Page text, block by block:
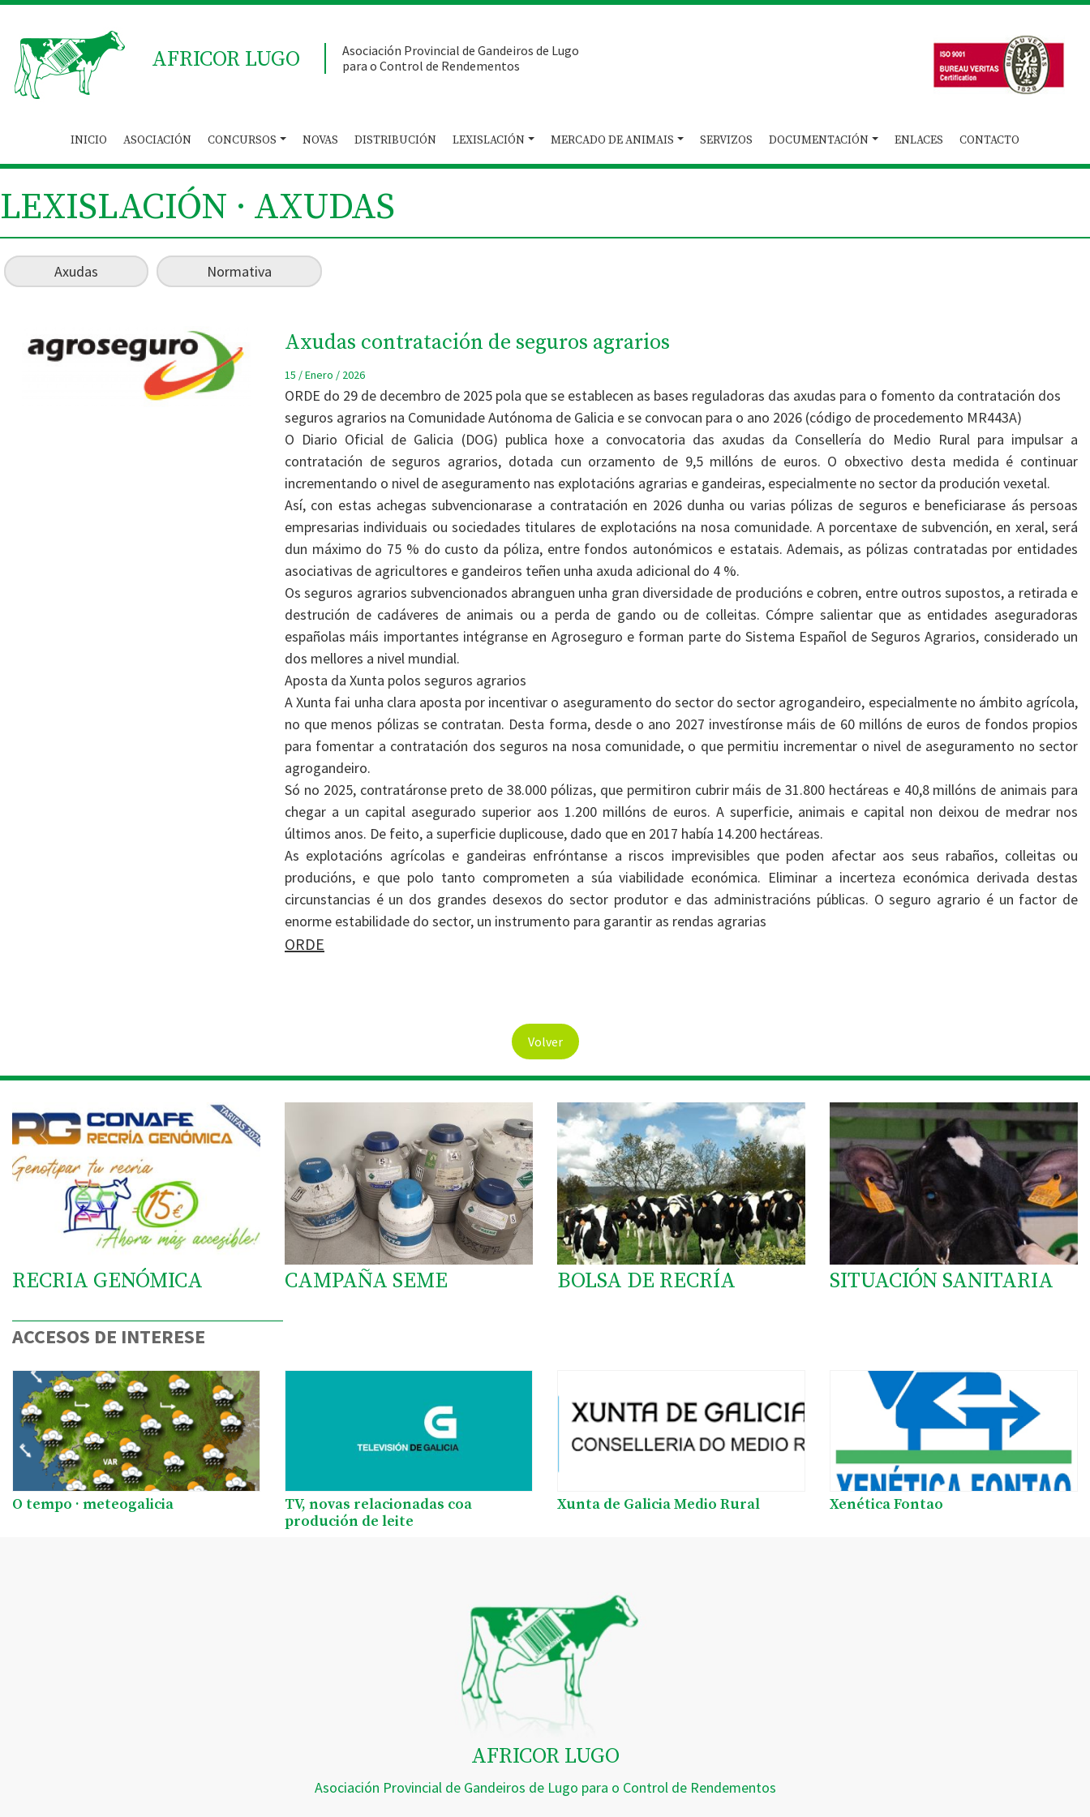
AFRICOR LUGO
Asociación Provincial de Gandeiros de Lugo
para o Control de Rendementos
INICIO ASOCIACIÓN CONCURSOS NOVAS DISTRIBUCIÓN LEXISLACIÓN MERCADO DE ANIMAIS SERVIZOS DOCUMENTACIÓN ENLACES CONTACTO
LEXISLACIÓN · AXUDAS
Axudas Normativa
Axudas contratación de seguros agrarios
15 / Enero / 2026
ORDE do 29 de decembro de 2025 pola que se establecen as bases reguladoras das axudas para o fomento da contratación dos
seguros agrarios na Comunidade Autónoma de Galicia e se convocan para o ano 2026 (código de procedemento MR443A)
O Diario Oficial de Galicia (DOG) publica hoxe a convocatoria das axudas da Consellería do Medio Rural para impulsar a
contratación de seguros agrarios, dotada cun orzamento de 9,5 millóns de euros. O obxectivo desta medida é continuar
incrementando o nivel de aseguramento nas explotacións agrarias e gandeiras, especialmente no sector da produción vexetal.
Así, con estas achegas subvencionarase a contratación en 2026 dunha ou varias pólizas de seguros e beneficiarase ás persoas
empresarias individuais ou sociedades titulares de explotacións na nosa comunidade. A porcentaxe de subvención, en xeral, será
dun máximo do 75 % do custo da póliza, entre fondos autonómicos e estatais. Ademais, as pólizas contratadas por entidades
asociativas de agricultores e gandeiros teñen unha axuda adicional do 4 %.
Os seguros agrarios subvencionados abranguen unha gran diversidade de producións e cobren, entre outros supostos, a retirada e
destrución de cadáveres de animais ou a perda de gando ou de colleitas. Cómpre salientar que as entidades aseguradoras
españolas máis importantes intégranse en Agroseguro e forman parte do Sistema Español de Seguros Agrarios, considerado un
dos mellores a nivel mundial.
Aposta da Xunta polos seguros agrarios
A Xunta fai unha clara aposta por incentivar o aseguramento do sector do sector agrogandeiro, especialmente no ámbito agrícola,
no que menos pólizas se contratan. Desta forma, desde o ano 2027 investíronse máis de 60 millóns de euros de fondos propios
para fomentar a contratación dos seguros na nosa comunidade, o que permitiu incrementar o nivel de aseguramento no sector
agrogandeiro.
Só no 2025, contratáronse preto de 38.000 pólizas, que permitiron cubrir máis de 31.800 hectáreas e 40,8 millóns de animais para
chegar a un capital asegurado superior aos 1.200 millóns de euros. A superficie, animais e capital non deixou de medrar nos
últimos anos. De feito, a superficie duplicouse, dado que en 2017 había 14.200 hectáreas.
As explotacións agrícolas e gandeiras enfróntanse a riscos imprevisibles que poden afectar aos seus rabaños, colleitas ou
producións, e que polo tanto comprometen a súa viabilidade económica. Eliminar a incerteza económica derivada destas
circunstancias é un dos grandes desexos do sector produtor e das administracións públicas. O seguro agrario é un factor de
enorme estabilidade do sector, un instrumento para garantir as rendas agrarias
ORDE
Volver
RECRIA GENÓMICA CAMPAÑA SEME BOLSA DE RECRÍA SITUACIÓN SANITARIA
ACCESOS DE INTERESE
O tempo · meteogalicia
TV, novas relacionadas coa
produción de leite
Xunta de Galicia Medio Rural Xenética Fontao
AFRICOR LUGO
Asociación Provincial de Gandeiros de Lugo para o Control de Rendementos